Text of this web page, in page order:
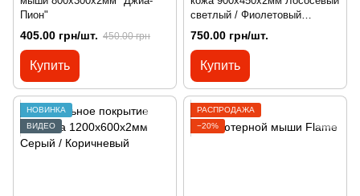
Пион"
405.00 грн/шт. 450.00 грн
Купить
светлый / Фиолетовый
светлый
750.00 грн/шт.
Купить
НОВИНКА
ВИДЕО
РАСПРОДАЖА
−20%